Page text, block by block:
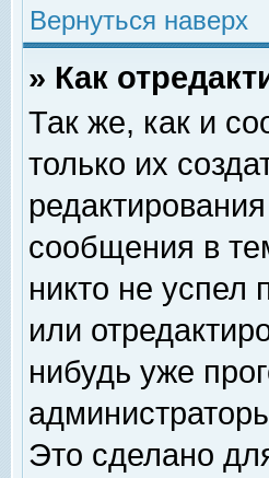
Вернуться наверх
» Как
Так же, как и
только их
сообщения в
никто не успел
или
нибудь уже
Это сделано